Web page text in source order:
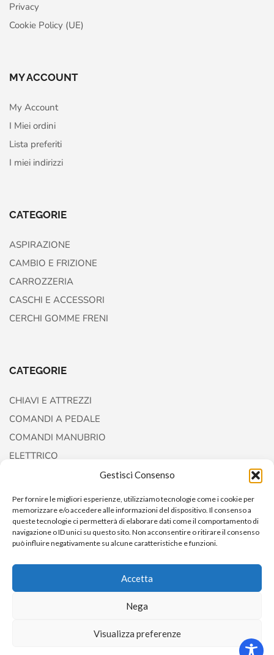
Gestisci Consenso
Per fornire le migliori esperienze, utilizziamo tecnologie come i cookie per
memorizzare e/o accedere alle informazioni del dispositivo. Il consenso a
queste tecnologie ci permetterà di elaborare dati come il comportamento di
navigazione o ID unici su questo sito. Non acconsentire o ritirare il consenso
può influire negativamente su alcune caratteristiche e funzioni.
Accetta
Nega
Visualizza preferenze
0
Privacy
Cookie Policy (UE)
MY ACCOUNT
My Account
I Miei ordini
Lista preferiti
I miei indirizzi
CATEGORIE
ASPIRAZIONE
CAMBIO E FRIZIONE
CARROZZERIA
CASCHI E ACCESSORI
CERCHI GOMME FRENI
CATEGORIE
CHIAVI E ATTREZZI
COMANDI A PEDALE
COMANDI MANUBRIO
ELETTRICO
FORCELLE E AMMORTIZZATORI
Copyright © 2022AccessoriCustom